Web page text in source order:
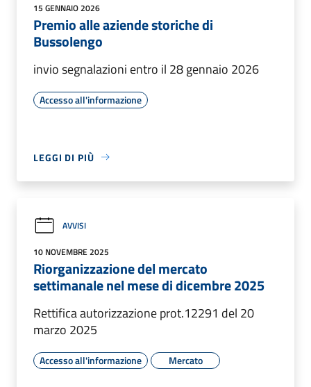
15 GENNAIO 2026
Premio alle aziende storiche di
Bussolengo
invio segnalazioni entro il 28 gennaio 2026
Accesso all'informazione
LEGGI DI PIÙ
AVVISI
10 NOVEMBRE 2025
Riorganizzazione del mercato
settimanale nel mese di dicembre 2025
Rettifica autorizzazione prot.12291 del 20
marzo 2025
Accesso all'informazione Mercato